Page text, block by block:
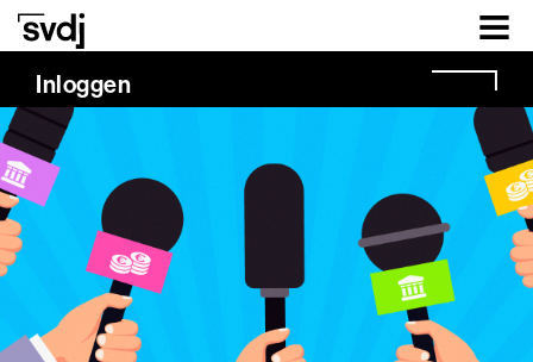
Naar hoofdinhoud
Inloggen